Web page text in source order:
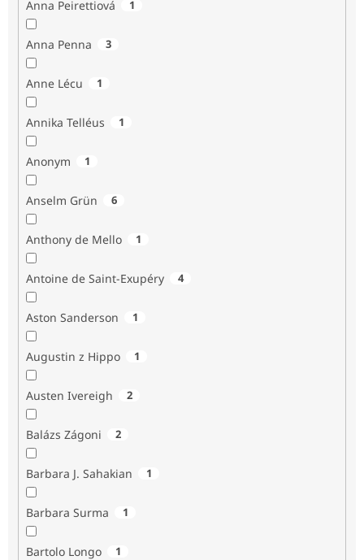
Anna Peirettiová 1
Anna Penna 3
Anne Lécu 1
Annika Telléus 1
Anonym 1
Anselm Grün 6
Anthony de Mello 1
Antoine de Saint-Exupéry 4
Aston Sanderson 1
Augustin z Hippo 1
Austen Ivereigh 2
Balázs Zágoni 2
Barbara J. Sahakian 1
Barbara Surma 1
Bartolo Longo 1